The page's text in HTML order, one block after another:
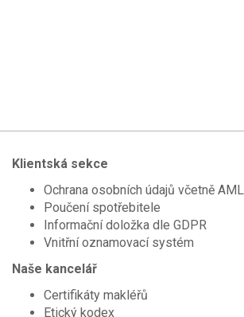
Klientská sekce
Ochrana osobních údajů včetně AML
Poučení spotřebitele
Informační doložka dle GDPR
Vnitřní oznamovací systém
Naše kancelář
Certifikáty makléřů
Etický kodex